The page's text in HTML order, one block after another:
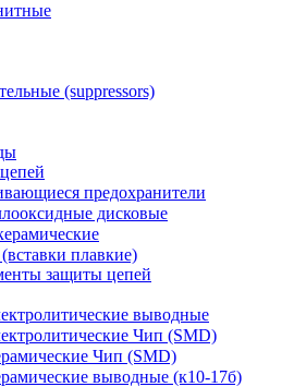
(suppressors)
предохранители
дисковые
плавкие)
защиты цепей
выводные
Чип (SMD)
Чип (SMD)
выводные (к10-17б)